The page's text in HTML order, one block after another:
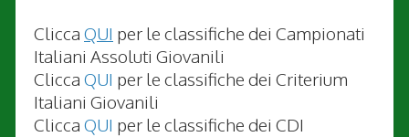
Clicca QUI per le classifiche dei Campionati
Italiani Assoluti Giovanili
Clicca QUI per le classifiche dei Criterium
Italiani Giovanili
Clicca QUI per le classifiche dei CDI